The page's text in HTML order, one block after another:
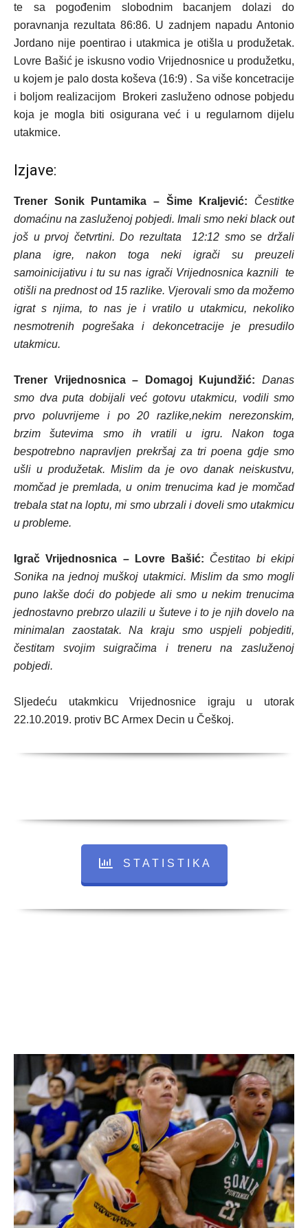
te sa pogođenim slobodnim bacanjem dolazi do
poravnanja rezultata 86:86. U zadnjem napadu Antonio
Jordano nije poentirao i utakmica je otišla u produžetak.
Lovre Bašić je iskusno vodio Vrijednosnice u produžetku,
u kojem je palo dosta koševa (16:9) . Sa više koncetracije
i boljom realizacijom Brokeri zasluženo odnose pobjedu
koja je mogla biti osigurana već i u regularnom dijelu
utakmice.
Izjave:
Trener Sonik Puntamika – Šime Kraljević:
Čestitke
domaćinu na zasluženoj pobjedi. Imali smo neki black out
još u prvoj četvrtini. Do rezultata 12:12 smo se držali
plana igre, nakon toga neki igrači su preuzeli
samoinicijativu i tu su nas igrači Vrijednosnica kaznili te
otišli na prednost od 15 razlike. Vjerovali smo da možemo
igrat s njima, to nas je i vratilo u utakmicu, nekoliko
nesmotrenih pogrešaka i dekoncetracije je presudilo
utakmicu.
Trener Vrijednosnica – Domagoj Kujundžić:
Danas
smo dva puta dobijali već gotovu utakmicu, vodili smo
prvo poluvrijeme i po 20 razlike,nekim nerezonskim,
brzim šutevima smo ih vratili u igru. Nakon toga
bespotrebno napravljen prekršaj za tri poena gdje smo
ušli u produžetak. Mislim da je ovo danak neiskustvu,
momčad je premlada, u onim trenucima kad je momčad
trebala stat na loptu, mi smo ubrzali i doveli smo utakmicu
u probleme.
Igrač Vrijednosnica – Lovre Bašić: Čestitao bi ekipi
Sonika na jednoj muškoj utakmici. Mislim da smo mogli
puno lakše doći do pobjede ali smo u nekim trenucima
jednostavno prebrzo ulazili u šuteve i to je njih dovelo na
minimalan zaostatak. Na kraju smo uspjeli pobjediti,
čestitam svojim suigračima i treneru na zasluženoj
pobjedi.
Sljedeću utakmkicu Vrijednosnice igraju u utorak
22.10.2019. protiv BC Armex Decin u Češkoj.
S T A T I S T I K A